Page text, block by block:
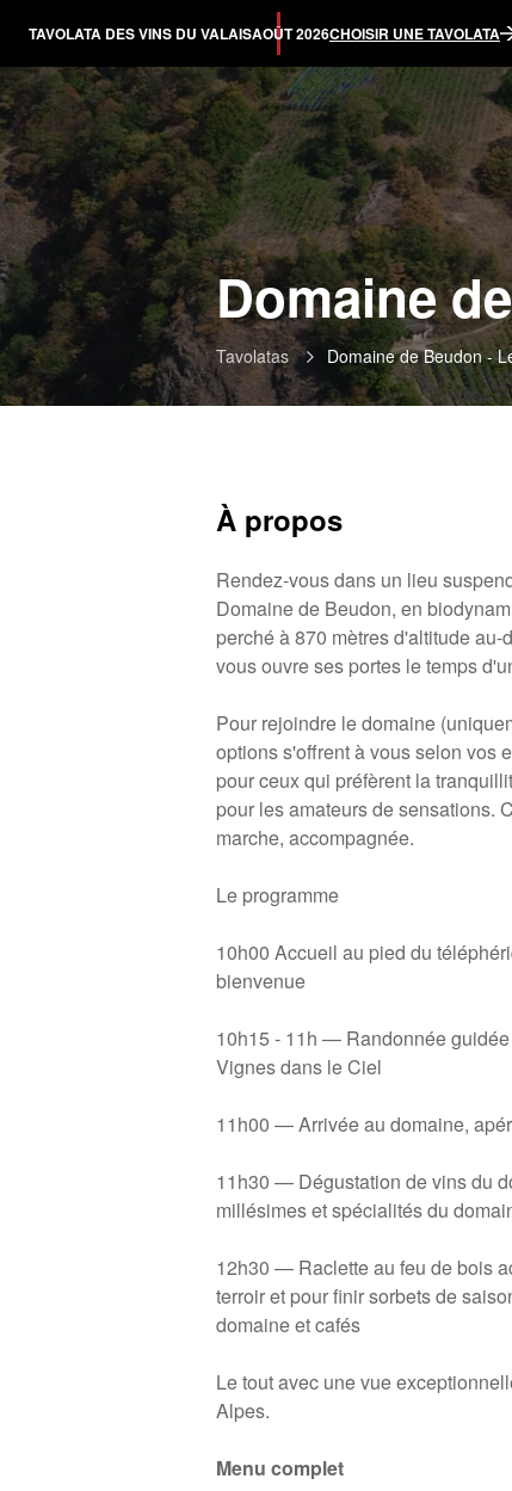
TAVOLATA DES VINS DU VALAISAOÛT 2026CHOISIR UNE TAVOLATA
Domaine
Tavolatas Domaine de Beudon -
À propos
Rendez-vous dans un lieu
Domaine de Beudon, en
perché à 870 mètres d'altitude
vous ouvre ses portes le temps
Pour rejoindre le domaine
options s'offrent à vous selon vos
pour ceux qui préfèrent la
pour les amateurs de sensations.
marche, accompagnée.
Le programme
10h00 Accueil au pied du
bienvenue
10h15 - 11h — Randonnée
Vignes dans le Ciel
11h00 — Arrivée au domaine,
11h30 — Dégustation de vins du
millésimes et spécialités du
12h30 — Raclette au feu de bois
terroir et pour finir sorbets de
domaine et cafés
Le tout avec une vue
Alpes.
Menu complet